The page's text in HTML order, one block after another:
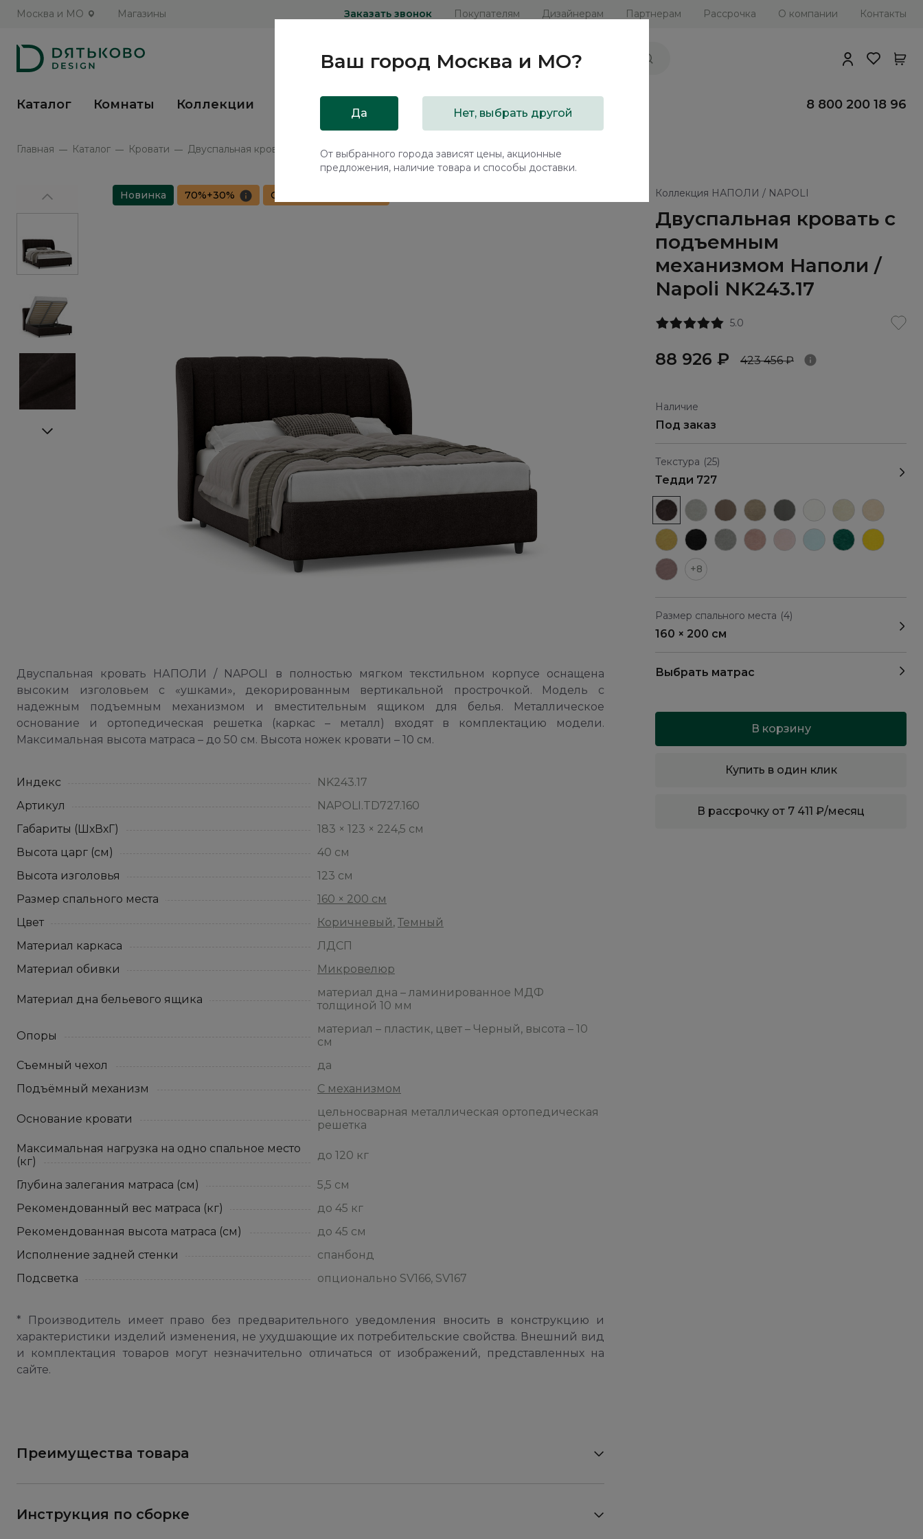
Москва и МО Магазины Заказать звонок Покупателям Дизайнерам Партнерам Рассрочка О компании Контакты
Каталог Комнаты Коллекции Распродажа 8 800 200 18 96
Главная Каталог Кровати Двуспальная кровать с подъемным механизмом Наполи / Napoli NK243.17
Коллекция НАПОЛИ / NAPOLI
Двуспальная кровать с
подъемным
механизмом Наполи /
Napoli NK243.17
5.0
88 926 ₽ 423 456 ₽
Наличие
Под заказ
Текстура (25)
Тедди 727
+8
Размер спального места (4)
160 × 200 см
Выбрать матрас
В корзину
Купить в один клик
В рассрочку от 7 411 ₽/месяц
Новинка 70%+30% Сборка в подарок
Двуспальная кровать НАПОЛИ / NAPOLI в полностью мягком текстильном корпусе оснащена
высоким изголовьем с «ушками», декорированным вертикальной прострочкой. Модель с
надежным подъемным механизмом и вместительным ящиком для белья. Металлическое
основание и ортопедическая решетка (каркас – металл) входят в комплектацию модели.
Максимальная высота матраса – до 50 см. Высота ножек кровати – 10 см.
Индекс
NK243.17
Артикул
NAPOLI.TD727.160
Габариты (ШхВхГ)
183 × 123 × 224,5 см
Высота царг (см)
40 см
Высота изголовья
123 см
Размер спального места
160 × 200 см
Цвет
Коричневый, Темный
Материал каркаса
ЛДСП
Материал обивки
Микровелюр
Материал дна бельевого ящика
материал дна – ламинированное МДФ
толщиной 10 мм
Опоры
материал – пластик, цвет – Черный, высота – 10
см
Съемный чехол
да
Подъёмный механизм
С механизмом
Основание кровати
цельносварная металлическая ортопедическая
решетка
Максимальная нагрузка на одно спальное место
(кг)
до 120 кг
Глубина залегания матраса (см)
5,5 см
Рекомендованный вес матраса (кг)
до 45 кг
Рекомендованная высота матраса (см)
до 45 см
Исполнение задней стенки
спанбонд
Подсветка
опционально SV166, SV167
* Производитель имеет право без предварительного уведомления вносить в конструкцию и
характеристики изделий изменения, не ухудшающие их потребительские свойства. Внешний вид
и комплектация товаров могут незначительно отличаться от изображений, представленных на
сайте.
Преимущества товара
Инструкция по сборке
Ваш город Москва и МО?
Да Нет, выбрать другой
От выбранного города зависят цены, акционные
предложения, наличие товара и способы доставки.